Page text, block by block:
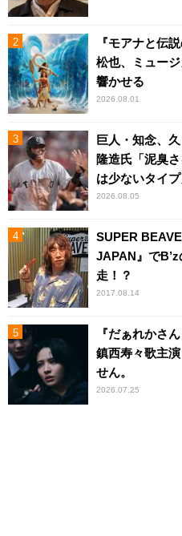
『モアナと伝
松也、ミュー
響かせる
2026.08.01
巨人・知念、
隆造氏「泥臭
は少ないタイプ
2026.08.05
SUPER
JAPAN』で
走！？
2017.08.14
『だぁれかさ
鎮西寿々歌主
せん。
2026.07.25